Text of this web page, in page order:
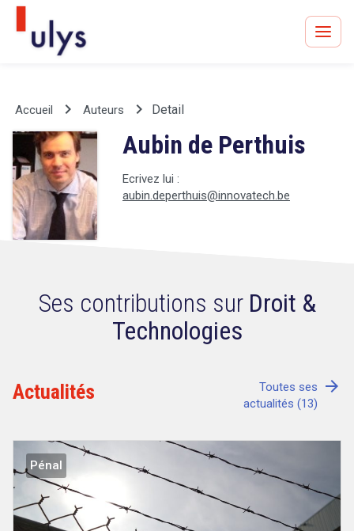
Avocats à Paris & Bruxelles
Leader en droit de l'innovation depuis 30 ans
Tout sur le RGPD
Rechercher
CONTACT
Accueil keyboard_arrow_right Auteurs keyboard_arrow_right Detail
Aubin de Perthuis
Ecrivez lui :
aubin.deperthuis@innovatech.be
Ses contributions sur Droit &
Technologies
Actualités
Toutes ses
actualités (13)
arrow_forward
Pénal